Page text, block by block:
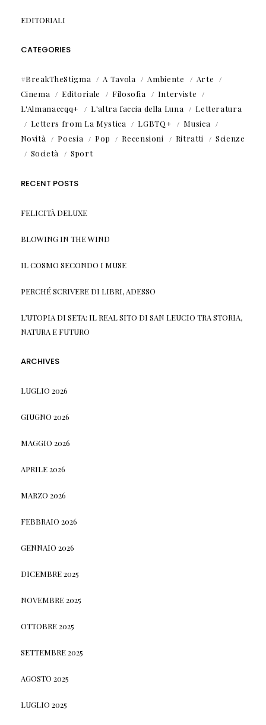
EDITORIALI
CATEGORIES
#BreakTheStigma A Tavola Ambiente
Arte
Cinema
Editoriale Filosofia
Interviste
L'Almanaccqq+
L'altra faccia della Luna
Letteratura
Letters from La Mystica
LGBTQ+
Musica
Novità
Poesia Pop Recensioni Ritratti
Scienze
Società
Sport
RECENT POSTS
FELICITÀ DELUXE
BLOWING IN THE WIND
IL COSMO SECONDO I MUSE
PERCHÉ SCRIVERE DI LIBRI, ADESSO
L’UTOPIA DI SETA: IL REAL SITO DI SAN LEUCIO TRA STORIA,
NATURA E FUTURO
ARCHIVES
LUGLIO 2026
GIUGNO 2026
MAGGIO 2026
APRILE 2026
MARZO 2026
FEBBRAIO 2026
GENNAIO 2026
DICEMBRE 2025
NOVEMBRE 2025
OTTOBRE 2025
SETTEMBRE 2025
AGOSTO 2025
LUGLIO 2025